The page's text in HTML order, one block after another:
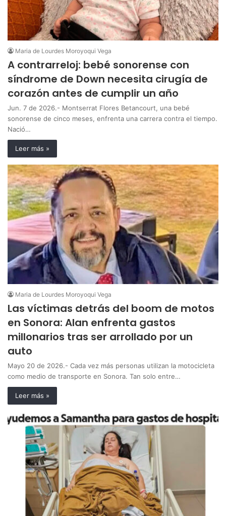
Maria de Lourdes Moroyoqui Vega
A contrarreloj: bebé sonorense con
síndrome de Down necesita cirugía de
corazón antes de cumplir un año
Jun. 7 de 2026.- Montserrat Flores Betancourt, una bebé
sonorense de cinco meses, enfrenta una carrera contra el tiempo.
Nació…
Leer más »
Maria de Lourdes Moroyoqui Vega
Las víctimas detrás del boom de motos
en Sonora: Alan enfrenta gastos
millonarios tras ser arrollado por un
auto
Mayo 20 de 2026.- Cada vez más personas utilizan la motocicleta
como medio de transporte en Sonora. Tan solo entre…
Leer más »